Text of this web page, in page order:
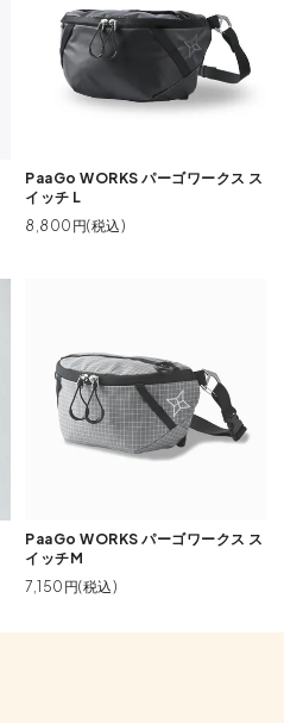
PaaGo WORKS パーゴワークス ス
イッチ L
8,800円(税込)
PaaGo WORKS パーゴワークス ス
イッチM
7,150円(税込)